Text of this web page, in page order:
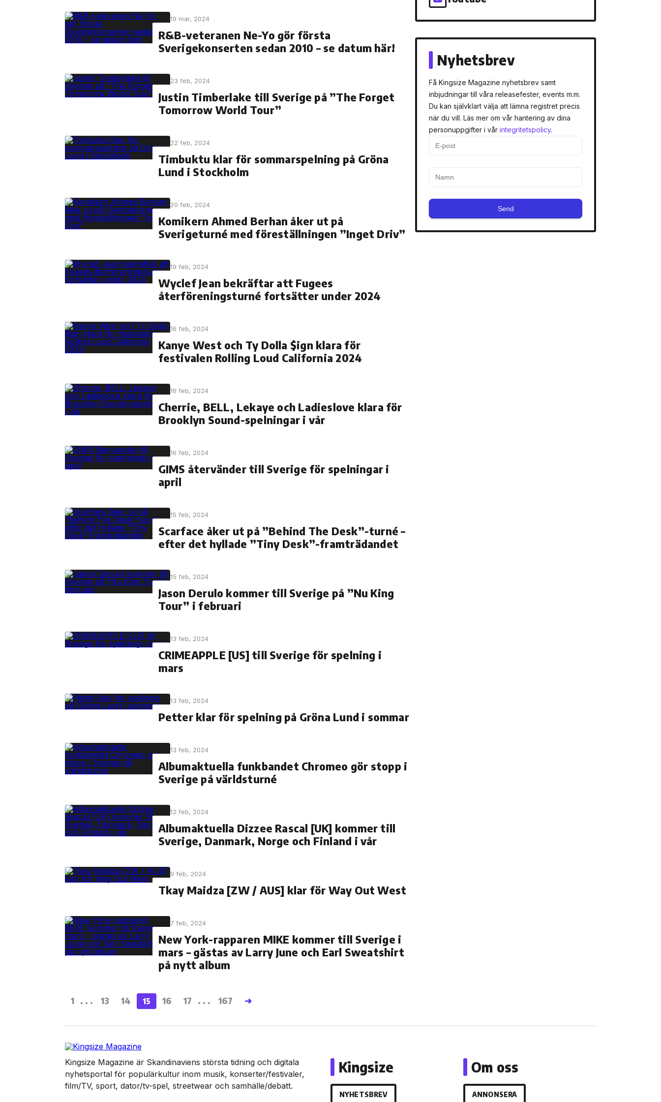
19 mar, 2024
R&B-veteranen Ne-Yo gör första
Sverigekonserten sedan 2010 – se datum här!
23 feb, 2024
Justin Timberlake till Sverige på ”The Forget
Tomorrow World Tour”
22 feb, 2024
Timbuktu klar för sommarspelning på Gröna
Lund i Stockholm
20 feb, 2024
Komikern Ahmed Berhan åker ut på
Sverigeturné med föreställningen ”Inget Driv”
19 feb, 2024
Wyclef Jean bekräftar att Fugees
återföreningsturné fortsätter under 2024
16 feb, 2024
Kanye West och Ty Dolla $ign klara för
festivalen Rolling Loud California 2024
16 feb, 2024
Cherrie, BELL, Lekaye och Ladieslove klara för
Brooklyn Sound-spelningar i vår
16 feb, 2024
GIMS återvänder till Sverige för spelningar i
april
15 feb, 2024
Scarface åker ut på ”Behind The Desk”-turné –
efter det hyllade ”Tiny Desk”-framträdandet
15 feb, 2024
Jason Derulo kommer till Sverige på ”Nu King
Tour” i februari
13 feb, 2024
CRIMEAPPLE [US] till Sverige för spelning i
mars
13 feb, 2024
Petter klar för spelning på Gröna Lund i sommar
13 feb, 2024
Albumaktuella funkbandet Chromeo gör stopp i
Sverige på världsturné
12 feb, 2024
Albumaktuella Dizzee Rascal [UK] kommer till
Sverige, Danmark, Norge och Finland i vår
9 feb, 2024
Tkay Maidza [ZW / AUS] klar för Way Out West
7 feb, 2024
New York-rapparen MIKE kommer till Sverige i
mars – gästas av Larry June och Earl Sweatshirt
på nytt album
1 ... 13 14 15 16 17 ... 167 ➜
Nyhetsbrev
Få Kingsize Magazine nyhetsbrev samt
inbjudningar till våra releasefester, events m.m.
Du kan självklart välja att lämna registret precis
när du vill. Läs mer om vår hantering av dina
personuppgifter i vår integritetspolicy.
Send
Kingsize Magazine är Skandinaviens största tidning och digitala
nyhetsportal för populärkultur inom musik, konserter/festivaler,
film/TV, sport, dator/tv-spel, streetwear och samhälle/debatt.
Kingsize
NYHETSBREV
Om oss
ANNONSERA